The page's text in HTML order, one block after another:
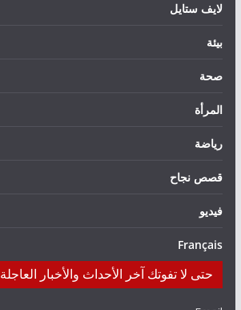
لايف ستايل
بيئة
صحة
المرأة
رياضة
قصص نجاح
فيديو
Français
حتى لا تفوتك آخر الأحداث والأخبار العاجلة